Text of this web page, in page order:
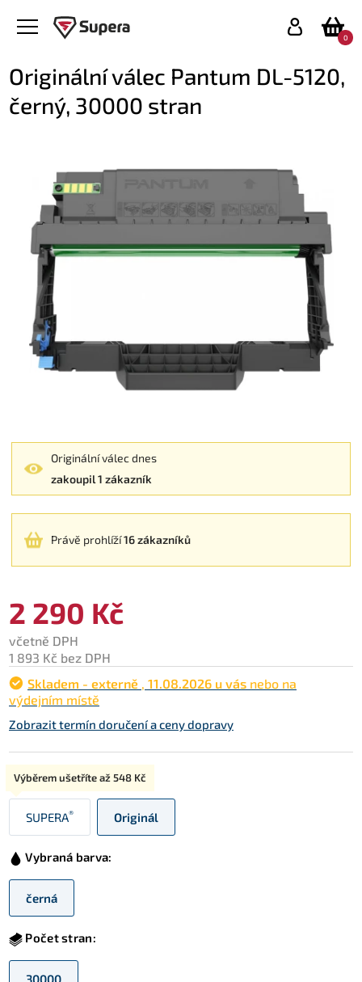
0
Originální válec Pantum DL-5120,
černý, 30000 stran
Originální válec dnes
zakoupil 1 zákazník
Právě prohlíží16 zákazníků
2 290 Kč
včetně DPH
1 893 Kč bez DPH
Skladem - externě , 11.08.2026 u vás nebo na
výdejním místě
Zobrazit termín doručení a ceny dopravy
Typ:
SUPERA®
Výběrem ušetříte až548 Kč
Originál
Vybraná barva:
černá
Počet stran:
30000